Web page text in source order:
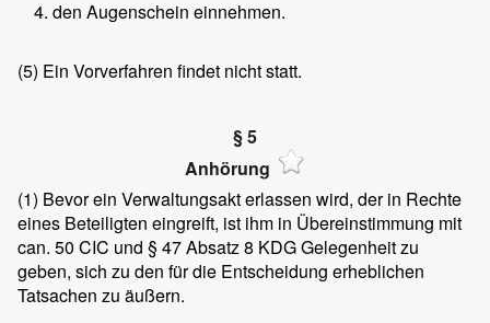
den Augenschein einnehmen.
(5) Ein Vorverfahren findet nicht statt.
§ 5
Anhörung
(1) Bevor ein Verwaltungsakt erlassen wird, der in Rechte
eines Beteiligten eingreift, ist ihm in Übereinstimmung mit
can. 50 CIC und § 47 Absatz 8 KDG Gelegenheit zu
geben, sich zu den für die Entscheidung erheblichen
Tatsachen zu äußern.